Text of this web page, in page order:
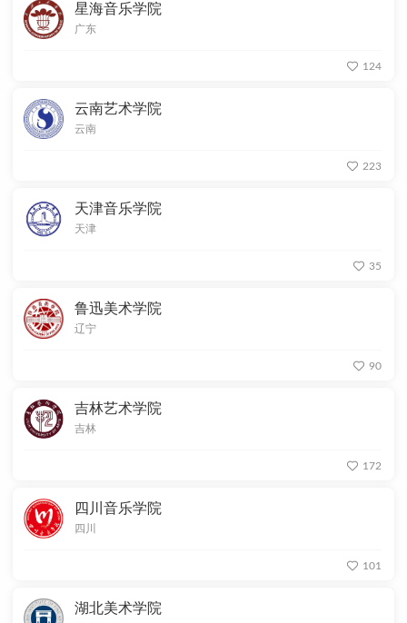
星海音乐学院
广东
124
云南艺术学院
云南
223
天津音乐学院
天津
35
鲁迅美术学院
辽宁
90
吉林艺术学院
吉林
172
四川音乐学院
四川
101
湖北美术学院